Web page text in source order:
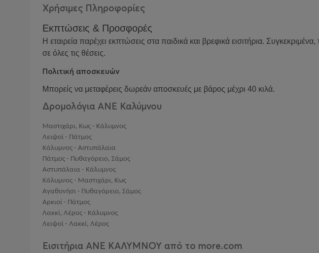
Χρήσιμες Πληροφορίες
Εκπτώσεις & Προσφορές
Η εταιρεία παρέχει εκπτώσεις στα παιδικά και βρεφικά εισιτήρια. Συγκεκριμένα,
σε όλες τις θέσεις.
Πολιτική αποσκευών
Μπορείς να μεταφέρεις δωρεάν αποσκευές με βάρος μέχρι 40 κιλά.
Δρομολόγια ΑΝΕ Καλύμνου
Μαστιχάρι, Κως - Κάλυμνος
Λειψοί - Πάτμος
Κάλυμνος - Αστυπάλαια
Πάτμος - Πυθαγόρειο, Σάμος
Αστυπάλαια - Κάλυμνος
Κάλυμνος - Μαστιχάρι, Κως
Αγαθονήσι - Πυθαγόρειο, Σάμος
Αρκιοί - Πάτμος
Λακκί, Λέρος - Κάλυμνος
Λειψοί - Λακκί, Λέρος
Εισιτήρια ΑΝΕ ΚΑΛΥΜΝΟΥ από το more.com